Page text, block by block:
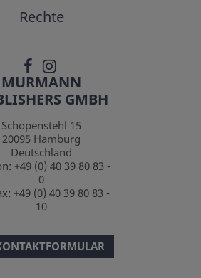
Rechte
MURMANN
GMBH
Schopenstehl 15
20095 Hamburg
Deutschland
+49 (0) 40 39 80 83 -
0
+49 (0) 40 39 80 83 -
10